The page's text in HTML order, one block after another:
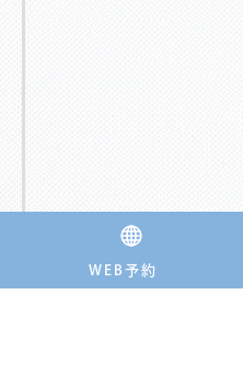
WEB予約